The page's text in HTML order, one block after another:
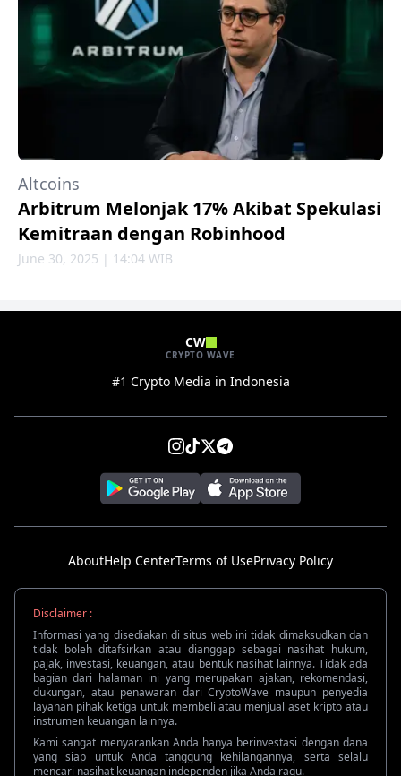
Altcoins
Arbitrum Melonjak 17% Akibat Spekulasi
Kemitraan dengan Robinhood
June 30, 2025 | 14:04 WIB
CW
CRYPTO WAVE
#1 Crypto Media in Indonesia
AboutHelp CenterTerms of UsePrivacy Policy
Disclaimer :
Informasi yang disediakan di situs web ini tidak dimaksudkan dan
tidak boleh ditafsirkan atau dianggap sebagai nasihat hukum,
pajak, investasi, keuangan, atau bentuk nasihat lainnya. Tidak ada
bagian dari halaman ini yang merupakan ajakan, rekomendasi,
dukungan, atau penawaran dari CryptoWave maupun penyedia
layanan pihak ketiga untuk membeli atau menjual aset kripto atau
instrumen keuangan lainnya.
Kami sangat menyarankan Anda hanya berinvestasi dengan dana
yang siap untuk Anda tanggung kehilangannya, serta selalu
mencari nasihat keuangan independen jika Anda ragu.